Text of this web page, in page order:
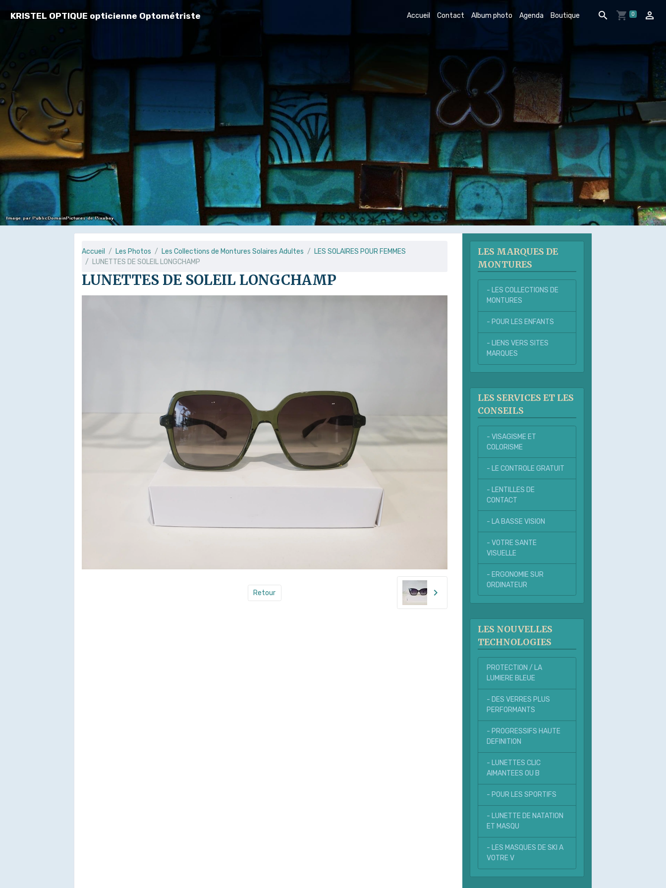
KRISTEL OPTIQUE opticienne Optométriste Accueil Contact Album photo Agenda Boutique 0
Accueil Les Photos Les Collections de Montures Solaires Adultes
LES SOLAIRES POUR FEMMES
LUNETTES DE SOLEIL LONGCHAMP
LUNETTES DE SOLEIL LONGCHAMP
Retour
LES MARQUES DE
MONTURES
- LES COLLECTIONS DE
MONTURES
- POUR LES ENFANTS
- LIENS VERS SITES
MARQUES
LES SERVICES ET LES
CONSEILS
- VISAGISME ET
COLORISME
- LE CONTROLE GRATUIT
- LENTILLES DE
CONTACT
- LA BASSE VISION
- VOTRE SANTE
VISUELLE
- ERGONOMIE SUR
ORDINATEUR
LES NOUVELLES
TECHNOLOGIES
PROTECTION / LA
LUMIERE BLEUE
- DES VERRES PLUS
PERFORMANTS
- PROGRESSIFS HAUTE
DEFINITION
- LUNETTES CLIC
AIMANTEES OU B
- POUR LES SPORTIFS
- LUNETTE DE NATATION
ET MASQU
- LES MASQUES DE SKI A
VOTRE V